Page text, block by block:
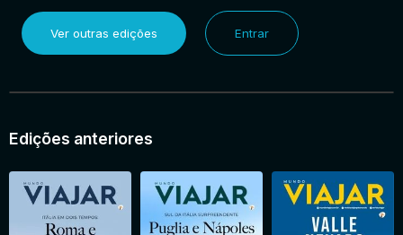
Ver outras edições Entrar
Edições anteriores